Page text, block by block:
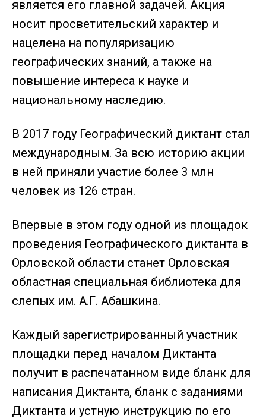
является его главной задачей. Акция
носит просветительский характер и
нацелена на популяризацию
географических знаний, а также на
повышение интереса к науке и
национальному наследию.
В 2017 году Географический диктант стал
международным. За всю историю акции
в ней приняли участие более 3 млн
человек из 126 стран.
Впервые в этом году одной из площадок
проведения Географического диктанта в
Орловской области станет Орловская
областная специальная библиотека для
слепых им. А.Г. Абашкина.
Каждый зарегистрированный участник
площадки перед началом Диктанта
получит в распечатанном виде бланк для
написания Диктанта, бланк с заданиями
Диктанта и устную инструкцию по его